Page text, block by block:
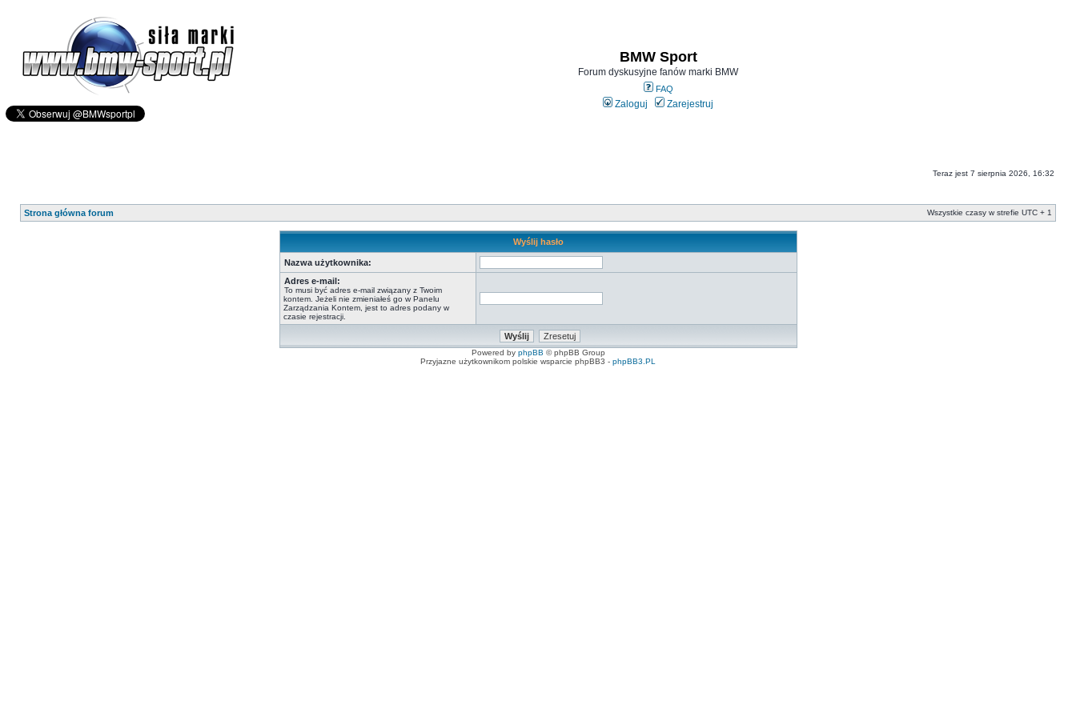
BMW Sport
Forum dyskusyjne fanów marki BMW
FAQ
Zaloguj Zarejestruj
Teraz jest 7 sierpnia 2026, 16:32
Strona główna forum Wszystkie czasy w strefie UTC + 1
Wyślij hasło
Nazwa użytkownika:
Adres e-mail:
To musi być adres e-mail związany z Twoim
kontem. Jeżeli nie zmieniałeś go w Panelu
Zarządzania Kontem, jest to adres podany w
czasie rejestracji.
Powered by phpBB © phpBB Group
Przyjazne użytkownikom polskie wsparcie phpBB3 - phpBB3.PL